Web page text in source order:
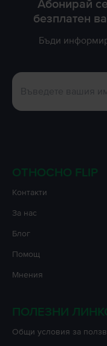
Абонирай
безплатен
Бъди
ОТНОСНО FLIP
Контакти
За нас
Блог
Помощ
Мнения
ПОЛЕЗНИ
Oбщи условия за